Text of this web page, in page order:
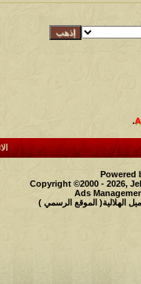
.
Powered
Copyright ©2000 - 2026,
Ads
الهلالية( الموقع الرسمي )